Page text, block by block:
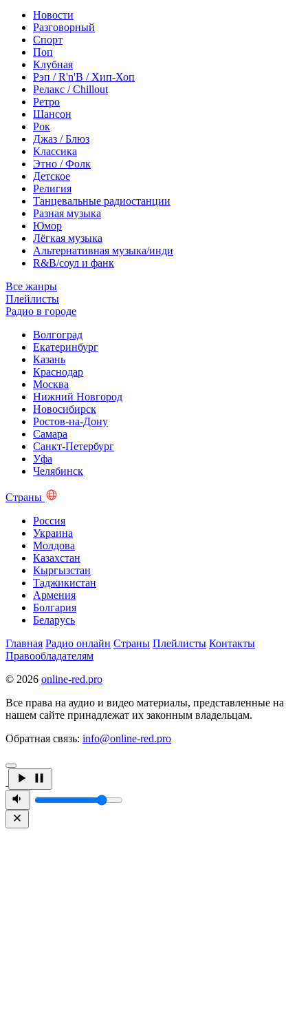
Новости
Разговорный
Спорт
Поп
Клубная
Рэп / R'n'B / Хип-Хоп
Релакс / Chillout
Ретро
Шансон
Рок
Джаз / Блюз
Классика
Этно / Фолк
Детское
Религия
Танцевальные радиостанции
Разная музыка
Юмор
Лёгкая музыка
Альтернативная музыка/инди
R&B/cоул и фанк
Все жанры
Плейлисты
Радио в городе
Волгоград
Екатеринбург
Казань
Краснодар
Москва
Нижний Новгород
Новосибирск
Ростов-на-Дону
Самара
Санкт-Петербург
Уфа
Челябинск
Страны
Россия
Украина
Молдова
Казахстан
Кыргызстан
Таджикистан
Армения
Болгария
Беларусь
Главная Радио онлайн Страны Плейлисты Контакты
Правообладателям
© 2026 online-red.pro
Все права на аудио и видео материалы, представленные на
нашем сайте принадлежат их законным владельцам.
Обратная связь: info@online-red.pro